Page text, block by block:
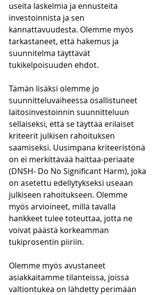
useita laskelmia ja ennusteita
investoinnista ja sen
kannattavuudesta. Olemme myös
tarkastaneet, että hakemus ja
suunnitelma täyttävät
tukikelpoisuuden ehdot.
Tämän lisäksi olemme jo
suunnitteluvaiheessa osallistuneet
laitosinvestoinnin suunnitteluun
sellaiseksi, että se täyttää erilaiset
kriteerit julkisen rahoituksen
saamiseksi. Uusimpana kriteeristönä
on ei merkittävää haittaa-periaate
(DNSH- Do No Significant Harm), joka
on asetettu edellytykseksi useaan
julkiseen rahoitukseen. Olemme
myös arvioineet, millä tavalla
hankkeet tulee toteuttaa, jotta ne
voivat päästä korkeamman
tukiprosentin piiriin.
Olemme myös avustaneet
asiakkaitamme tilanteissa, joissa
valtiontukea on lähdetty perimään